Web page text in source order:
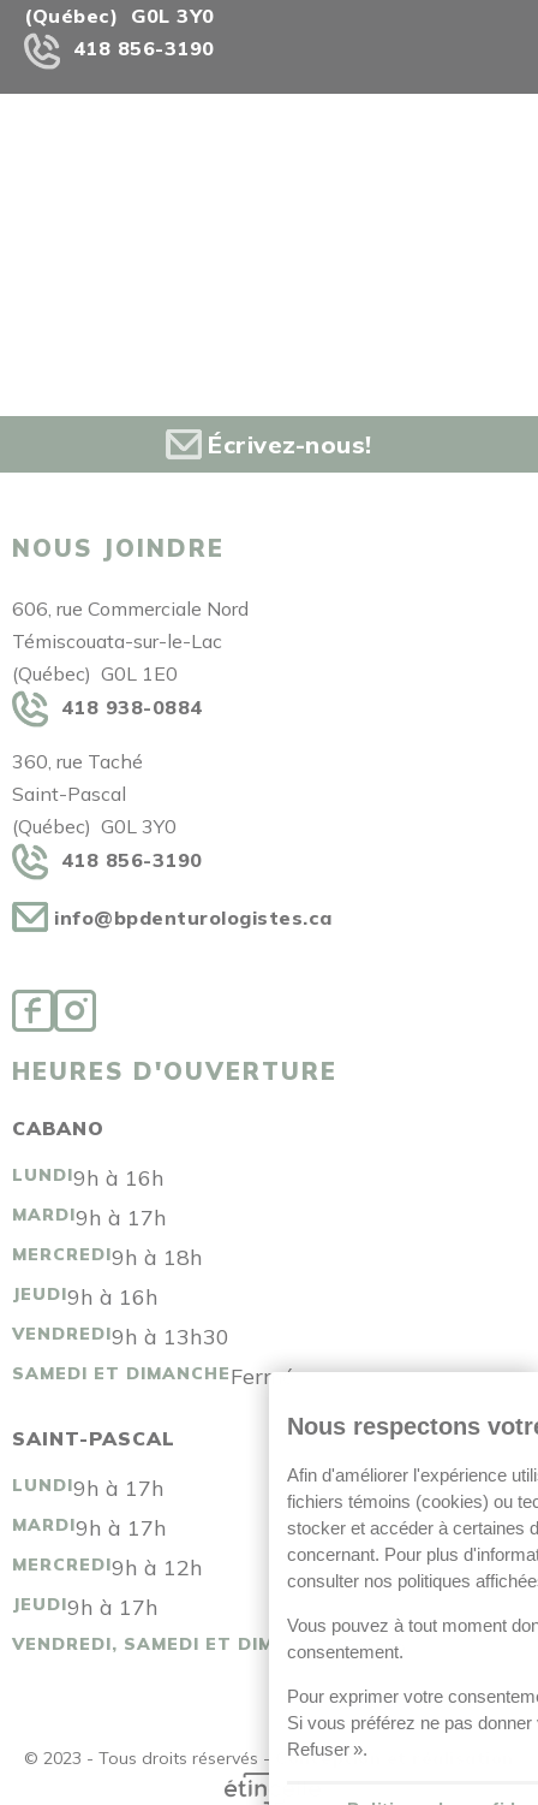
Nous respectons
Afin d'améliorer l'expérience
fichiers témoins (cookies) ou
stocker et accéder à certaines
concernant. Pour plus
consulter nos politiques
Vous pouvez à tout moment
consentement.
Pour exprimer votre
Si vous préférez ne pas
Refuser ».
Écrivez-nous!
(Québec) G0L 3Y0
418 856-3190
NOUS JOINDRE
606, rue Commerciale Nord
Témiscouata-sur-le-Lac
(Québec) G0L 1E0
418 938-0884
360, rue Taché
Saint-Pascal
(Québec) G0L 3Y0
418 856-3190
info@bpdenturologistes.ca
HEURES D'OUVERTURE
CABANO
LUNDI9h à 16h
MARDI9h à 17h
MERCREDI9h à 18h
JEUDI9h à 16h
VENDREDI9h à 13h30
SAMEDI ET DIMANCHEFermé
SAINT-PASCAL
LUNDI9h à 17h
MARDI9h à 17h
MERCREDI9h à 12h
JEUDI9h à 17h
VENDREDI, SAMEDI ET DIMANCHEFermé
© 2023 - Tous droits réservés - Conception et réalisation